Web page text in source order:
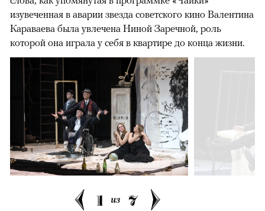
изувеченная в аварии звезда советского кино Валентина
Караваева была увлечена Ниной Заречной, роль
которой она играла у себя в квартире до конца жизни.
1 из 7